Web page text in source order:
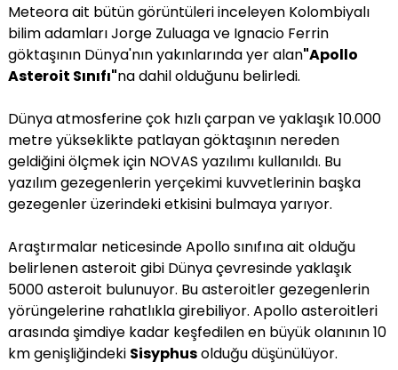
Meteora ait bütün görüntüleri inceleyen Kolombiyalı
bilim adamları Jorge Zuluaga ve Ignacio Ferrin
göktaşının Dünya'nın yakınlarında yer alan"Apollo
Asteroit Sınıfı"na dahil olduğunu belirledi.
Dünya atmosferine çok hızlı çarpan ve yaklaşık 10.000
metre yükseklikte patlayan göktaşının nereden
geldiğini ölçmek için NOVAS yazılımı kullanıldı. Bu
yazılım gezegenlerin yerçekimi kuvvetlerinin başka
gezegenler üzerindeki etkisini bulmaya yarıyor.
Araştırmalar neticesinde Apollo sınıfına ait olduğu
belirlenen asteroit gibi Dünya çevresinde yaklaşık
5000 asteroit bulunuyor. Bu asteroitler gezegenlerin
yörüngelerine rahatlıkla girebiliyor. Apollo asteroitleri
arasında şimdiye kadar keşfedilen en büyük olanının 10
km genişliğindeki Sisyphusolduğu düşünülüyor.